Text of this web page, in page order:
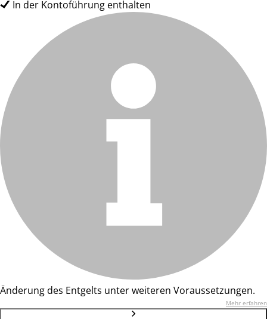
In der Kontoführung enthalten
Änderung des Entgelts unter weiteren Voraussetzungen.
Mehr erfahren